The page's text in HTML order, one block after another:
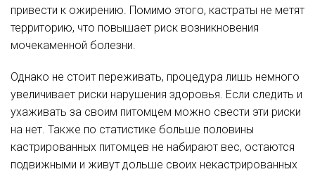
привести к ожирению. Помимо этого, кастраты не метят
территорию, что повышает риск возникновения
мочекаменной болезни.
Однако не стоит переживать, процедура лишь немного
увеличивает риски нарушения здоровья. Если следить и
ухаживать за своим питомцем можно свести эти риски
на нет. Также по статистике больше половины
кастрированных питомцев не набирают вес, остаются
подвижными и живут дольше своих некастрированных